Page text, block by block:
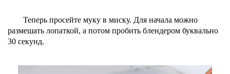
Теперь просейте муку в миску. Для начала можно
размешать лопаткой, а потом пробить блендером буквально
30 секунд.